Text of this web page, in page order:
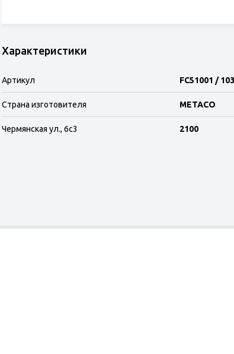
Характеристики
Артикул FC51001 /
Страна изготовителя METACO
Чермянская ул., 6с3 2100